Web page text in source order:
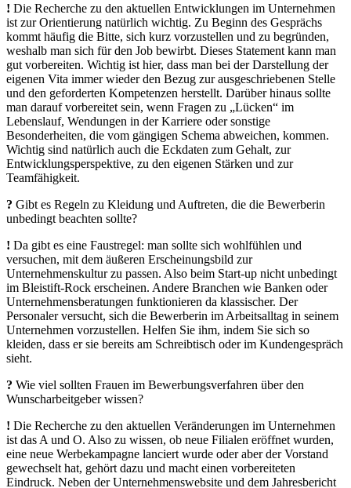
! Die Recherche zu den aktuellen Entwicklungen im Unternehmen
ist zur Orientierung natürlich wichtig. Zu Beginn des Gesprächs
kommt häufig die Bitte, sich kurz vorzustellen und zu begründen,
weshalb man sich für den Job bewirbt. Dieses Statement kann man
gut vorbereiten. Wichtig ist hier, dass man bei der Darstellung der
eigenen Vita immer wieder den Bezug zur ausgeschriebenen Stelle
und den geforderten Kompetenzen herstellt. Darüber hinaus sollte
man darauf vorbereitet sein, wenn Fragen zu „Lücken“ im
Lebenslauf, Wendungen in der Karriere oder sonstige
Besonderheiten, die vom gängigen Schema abweichen, kommen.
Wichtig sind natürlich auch die Eckdaten zum Gehalt, zur
Entwicklungsperspektive, zu den eigenen Stärken und zur
Teamfähigkeit.
? Gibt es Regeln zu Kleidung und Auftreten, die die Bewerberin
unbedingt beachten sollte?
! Da gibt es eine Faustregel: man sollte sich wohlfühlen und
versuchen, mit dem äußeren Erscheinungsbild zur
Unternehmenskultur zu passen. Also beim Start-up nicht unbedingt
im Bleistift-Rock erscheinen. Andere Branchen wie Banken oder
Unternehmensberatungen funktionieren da klassischer. Der
Personaler versucht, sich die Bewerberin im Arbeitsalltag in seinem
Unternehmen vorzustellen. Helfen Sie ihm, indem Sie sich so
kleiden, dass er sie bereits am Schreibtisch oder im Kundengespräch
sieht.
? Wie viel sollten Frauen im Bewerbungsverfahren über den
Wunscharbeitgeber wissen?
! Die Recherche zu den aktuellen Veränderungen im Unternehmen
ist das A und O. Also zu wissen, ob neue Filialen eröffnet wurden,
eine neue Werbekampagne lanciert wurde oder aber der Vorstand
gewechselt hat, gehört dazu und macht einen vorbereiteten
Eindruck. Neben der Unternehmenswebsite und dem Jahresbericht